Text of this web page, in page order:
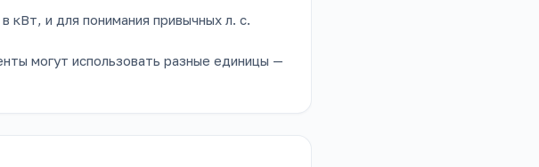
кВт, и для понимания привычных л. с.
могут использовать разные единицы —